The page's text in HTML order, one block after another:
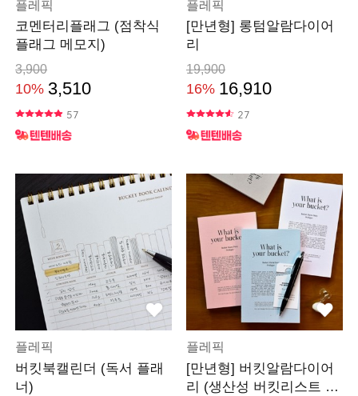
플레픽
코멘터리플래그 (점착식
플래그 메모지)
3,900
10% 3,510
57
플레픽
[만년형] 롱텀알람다이어
리
19,900
16% 16,910
27
플레픽
버킷북캘린더 (독서 플래
너)
플레픽
[만년형] 버킷알람다이어
리 (생산성 버킷리스트 플